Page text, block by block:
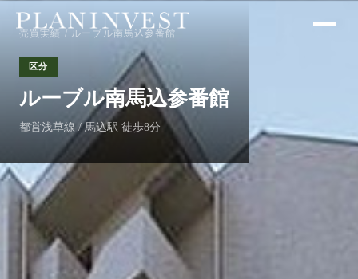
売買実績 / ルーブル南馬込参番館
区分
ルーブル南馬込参番館
都営浅草線 / 馬込駅 徒歩8分